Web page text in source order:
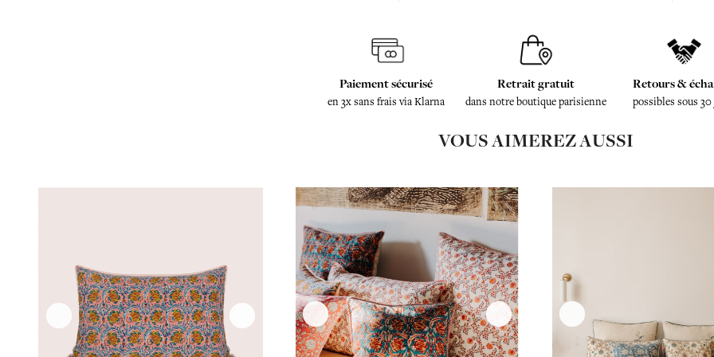
Paiement sécurisé
en 3x sans frais via Klarna
Retrait gratuit
dans notre boutique parisienne
Retours &
possibles sous
VOUS AIMEREZ AUSSI